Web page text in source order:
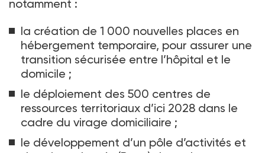
notamment :
la création de 1 000 nouvelles places en
hébergement temporaire, pour assurer une
transition sécurisée entre l’hôpital et le
domicile ;
le déploiement des 500 centres de
ressources territoriaux d’ici 2028 dans le
cadre du virage domiciliaire ;
le développement d’un pôle d’activités et